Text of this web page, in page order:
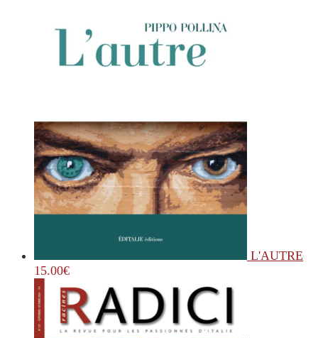
L'AUTRE
15.00€